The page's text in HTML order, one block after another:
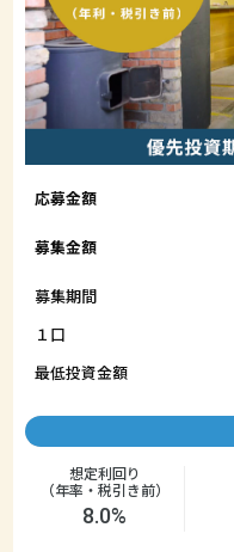
応募金額
募集金額
募集期間
１口
最低投資金額
想定利回り
（年率・税引き前）
8.0%